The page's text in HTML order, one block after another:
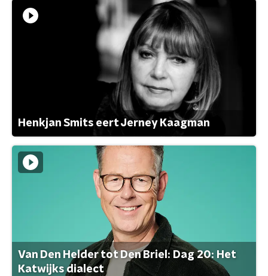
Henkjan Smits eert Jerney Kaagman
Van Den Helder tot Den Briel: Dag 20: Het
Katwijks dialect